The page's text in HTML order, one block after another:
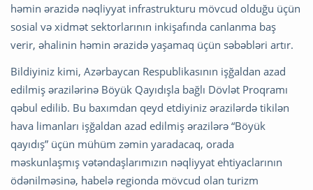
həmin ərazidə nəqliyyat infrastrukturu mövcud olduğu üçün
sosial və xidmət sektorlarının inkişafında canlanma baş
verir, əhalinin həmin ərazidə yaşamaq üçün səbəbləri artır.
Bildiyiniz kimi, Azərbaycan Respublikasının işğaldan azad
edilmiş ərazilərinə Böyük Qayıdışla bağlı Dövlət Proqramı
qəbul edilib. Bu baxımdan qeyd etdiyiniz ərazilərdə tikilən
hava limanları işğaldan azad edilmiş ərazilərə “Böyük
qayıdış” üçün mühüm zəmin yaradacaq, orada
məskunlaşmış vətəndaşlarımızın nəqliyyat ehtiyaclarının
ödənilməsinə, habelə regionda mövcud olan turizm